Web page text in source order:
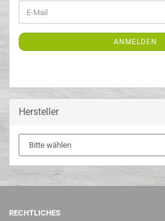
ZUR
ANMELDUNG
E-
Mail
ANMELDEN
Hersteller
RECHTLICHES